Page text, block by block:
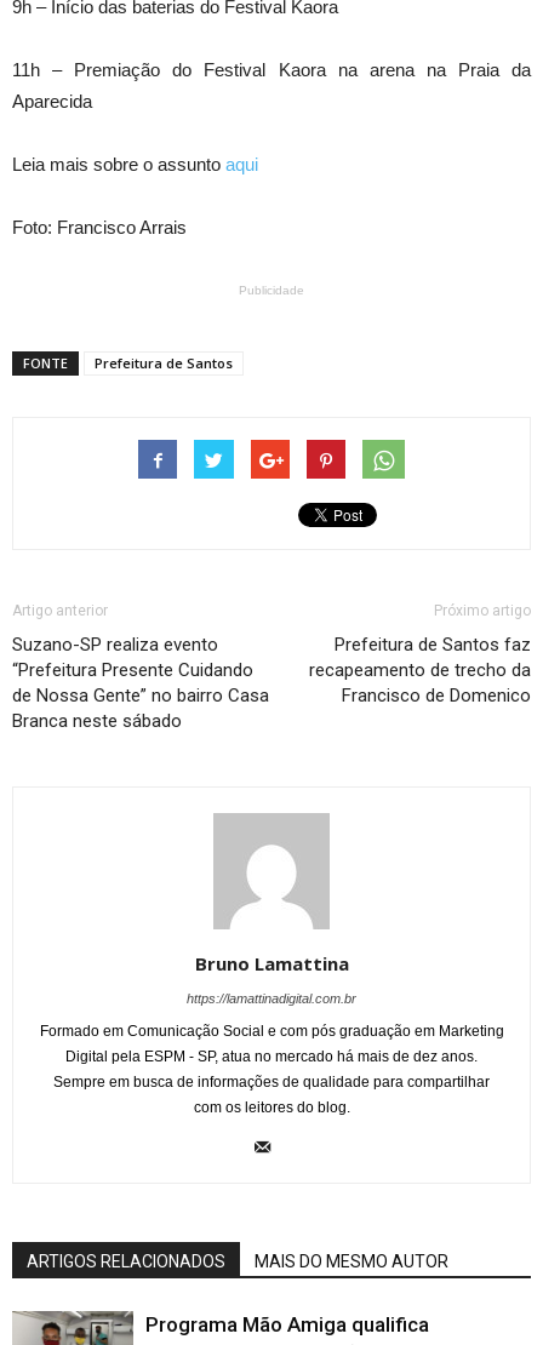
9h – Início das baterias do Festival Kaora
11h – Premiação do Festival Kaora na arena na Praia da
Aparecida
Leia mais sobre o assunto aqui
Foto: Francisco Arrais
Publicidade
FONTE Prefeitura de Santos
Artigo anterior
Suzano-SP realiza evento
“Prefeitura Presente Cuidando
de Nossa Gente” no bairro Casa
Branca neste sábado
Próximo artigo
Prefeitura de Santos faz
recapeamento de trecho da
Francisco de Domenico
Bruno Lamattina
https://lamattinadigital.com.br
Formado em Comunicação Social e com pós graduação em Marketing
Digital pela ESPM - SP, atua no mercado há mais de dez anos.
Sempre em busca de informações de qualidade para compartilhar
com os leitores do blog.
ARTIGOS RELACIONADOS MAIS DO MESMO AUTOR
Programa Mão Amiga qualifica